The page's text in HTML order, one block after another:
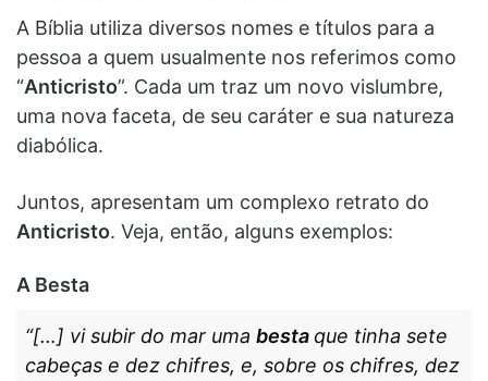
A Bíblia utiliza diversos nomes e títulos para a
pessoa a quem usualmente nos referimos como
“Anticristo”. Cada um traz um novo vislumbre,
uma nova faceta, de seu caráter e sua natureza
diabólica.
Juntos, apresentam um complexo retrato do
Anticristo. Veja, então, alguns exemplos:
A Besta
“[…] vi subir do mar uma bestaque tinha sete
cabeças e dez chifres, e, sobre os chifres, dez